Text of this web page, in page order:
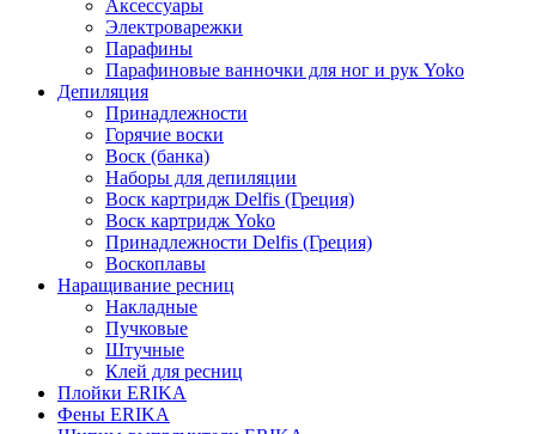
Аксессуары
Электроварежки
Парафины
Парафиновые ванночки для ног и рук Yoko
Депиляция
Принадлежности
Горячие воски
Воск (банка)
Наборы для депиляции
Воск картридж Delfis (Греция)
Воск картридж Yoko
Принадлежности Delfis (Греция)
Воскоплавы
Наращивание ресниц
Накладные
Пучковые
Штучные
Клей для ресниц
Плойки ERIKA
Фены ERIKA